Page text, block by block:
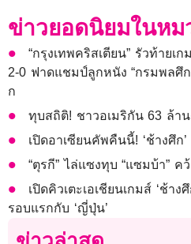
ข่าวยอดนิยมในหม
“กรุงเทพคริสเตียน” รัวท้ายเ
2-0 ฟาดแชมป์ลูกหนัง “กรมพลศึ
ก
ทุบสถิติ! ชาวอเมริกัน 63 ล้า
เปิดอาเซียนคัพคืนนี้! ‘ช้างศึก’
“ตุรกี” ไล่แซงทุบ “แซมบ้า”
เปิดคิวเตะเอเชียนเกมส์ ‘ช้า
รอบแรกกับ ‘ญี่ปุ่น’